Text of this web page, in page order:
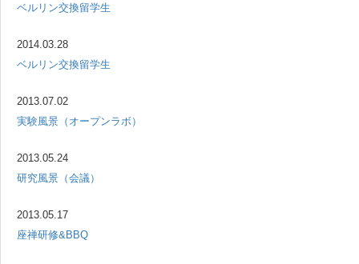
ベルリン交換留学生
2014.03.28
ベルリン交換留学生
2013.07.02
実験風景（オープンラボ）
2013.05.24
研究風景（会議）
2013.05.17
座禅研修&BBQ